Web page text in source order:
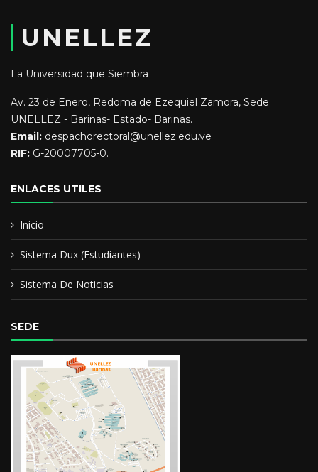
Ingeniero en Informáica
UNELLEZ
La Universidad que Siembra
Av. 23 de Enero, Redoma de Ezequiel Zamora, Sede
UNELLEZ - Barinas- Estado- Barinas.
Email: despachorectoral@unellez.edu.ve
RIF: G-20007705-0.
ENLACES UTILES
Inicio
Sistema Dux (Estudiantes)
Sistema De Noticias
SEDE